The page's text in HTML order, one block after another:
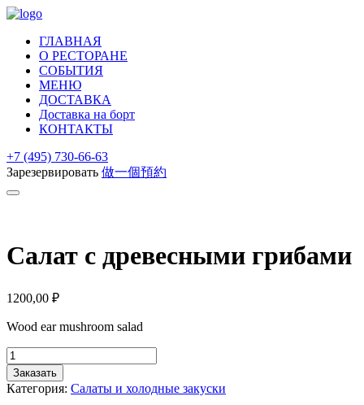
ГЛАВНАЯ
О РЕСТОРАНЕ
СОБЫТИЯ
МЕНЮ
ДОСТАВКА
Доставка на борт
КОНТАКТЫ
+7 (495) 730-66-63
Зарезервировать 做一個預約
Салат с древесными грибами
1200,00 ₽
Wood ear mushroom salad
Количество
товара
Салат
с
Заказать
Категория: Салаты и холодные закуски